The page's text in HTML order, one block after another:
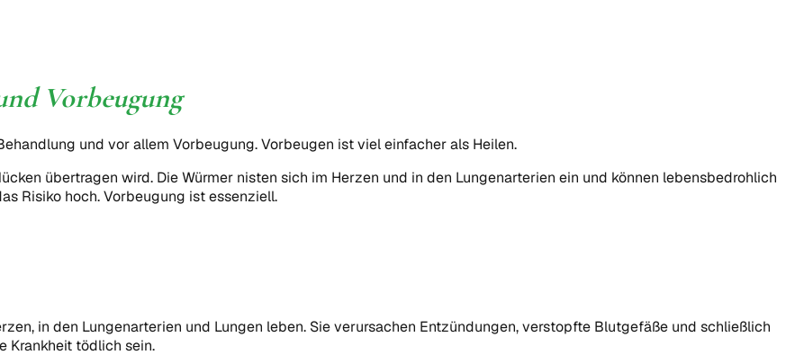
Vorbeugung
und vor allem Vorbeugung. Vorbeugen ist viel einfacher als Heilen.
übertragen wird. Die Würmer nisten sich im Herzen und in den Lungenarterien ein und können lebensbedrohlich
Risiko hoch. Vorbeugung ist essenziell.
in den Lungenarterien und Lungen leben. Sie verursachen Entzündungen, verstopfte Blutgefäße und schließlich
Krankheit tödlich sein.